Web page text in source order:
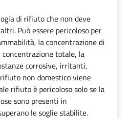
di rifiuto che non deve
Può essere pericoloso per
la concentrazione di
totale, la
corrosive, irritanti,
non domestico viene
rifiuto è pericoloso solo se la
sono presenti in
le soglie stabilite.